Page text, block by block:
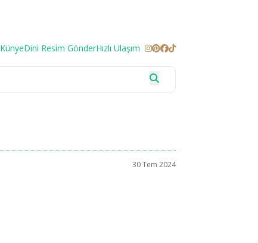
KünyeDini Resim GönderHızlı Ulaşım
30 Tem 2024